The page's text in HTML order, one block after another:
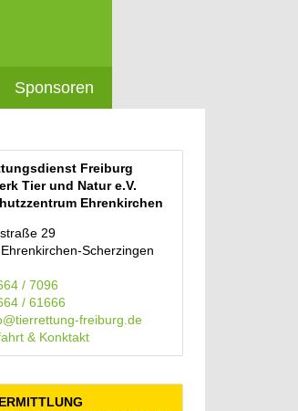
Sponsoren
Freiburg
Tier und Natur e.V.
Ehrenkirchen
29
Scherzingen
/ 7096
/ 61666
freiburg.de
& Konktakt